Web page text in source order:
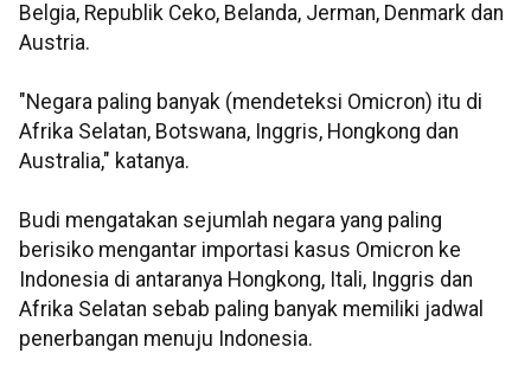
Belgia, Republik Ceko, Belanda, Jerman, Denmark dan
Austria.
"Negara paling banyak (mendeteksi Omicron) itu di
Afrika Selatan, Botswana, Inggris, Hongkong dan
Australia," katanya.
Budi mengatakan sejumlah negara yang paling
berisiko mengantar importasi kasus Omicron ke
Indonesia di antaranya Hongkong, Itali, Inggris dan
Afrika Selatan sebab paling banyak memiliki jadwal
penerbangan menuju Indonesia.